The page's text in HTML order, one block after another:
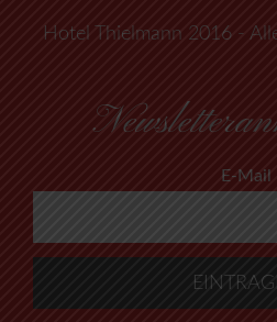
Hotel Thielmann 2016 -
E-Mail